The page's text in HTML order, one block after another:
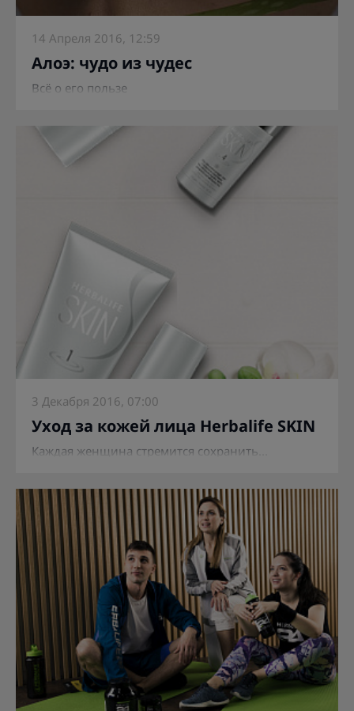
14 Апреля 2016, 12:59
Алоэ: чудо из чудес
Всё о его пользе
3 Декабря 2016, 07:00
Уход за кожей лица Herbalife SKIN
Каждая женщина стремится сохранить...